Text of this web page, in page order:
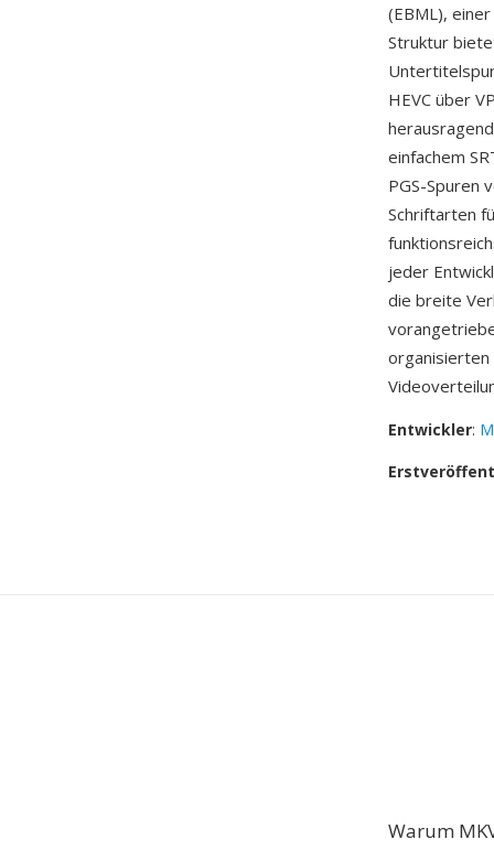
(EBML),
Struktur
HEVC über
einfachem
PGS-Spuren
Schriftarten
jeder
die breite
organisierten
Entwickler:
Warum